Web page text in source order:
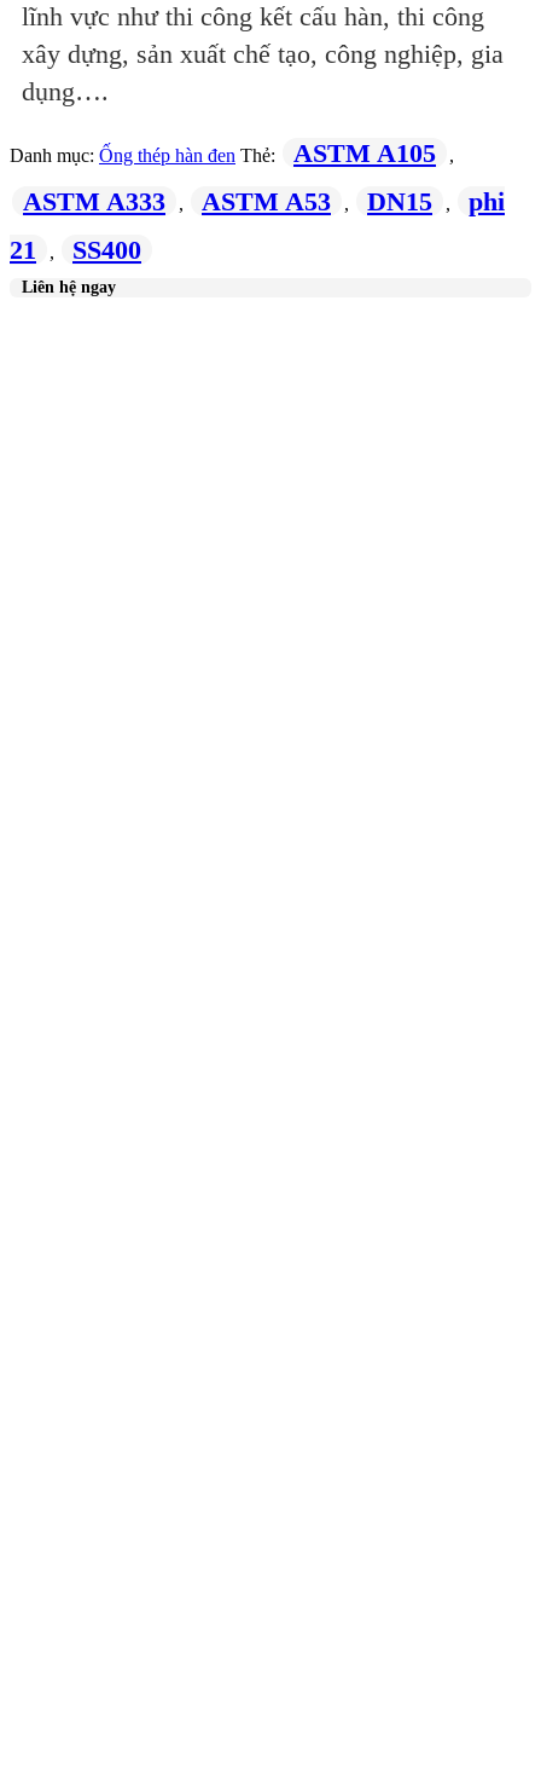
lĩnh vực như thi công kết cấu hàn, thi công
xây dựng, sản xuất chế tạo, công nghiệp, gia
dụng….
Danh mục: Ống thép hàn đen Thẻ: ASTM A105 ,
ASTM A333 , ASTM A53 , DN15 ,
phi
21
, SS400
Liên hệ ngay